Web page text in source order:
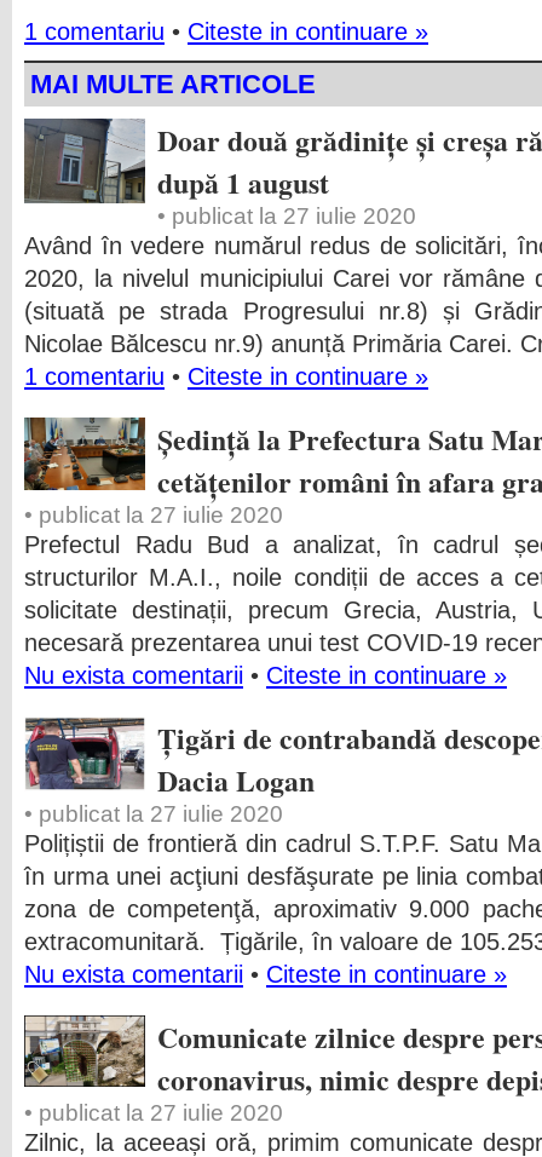
1 comentariu • Citeste in continuare »
MAI MULTE ARTICOLE
Doar două grădinițe și creșa
după 1 august
• publicat la 27 iulie 2020
Având în vedere numărul redus de solicitări,
2020, la nivelul municipiului Carei vor rămâne
(situată pe strada Progresului nr.8) și
Nicolae Bălcescu nr.9) anunță Primăria Carei.
1 comentariu • Citeste in continuare »
Ședință la Prefectura Satu
cetățenilor români în afara
• publicat la 27 iulie 2020
Prefectul Radu Bud a analizat, în cadrul
structurilor M.A.I., noile condiții de acces a
solicitate destinații, precum Grecia,
necesară prezentarea unui test COVID-19
Nu exista comentarii • Citeste in continuare »
Țigări de contrabandă
Dacia Logan
• publicat la 27 iulie 2020
Polițiștii de frontieră din cadrul S.T.P.F. Satu
în urma unei acţiuni desfăşurate pe linia
zona de competenţă, aproximativ 9.000
extracomunitară. Țigările, în valoare de
Nu exista comentarii • Citeste in continuare »
Comunicate zilnice despre
coronavirus, nimic despre
• publicat la 27 iulie 2020
Zilnic, la aceeași oră, primim comunicate